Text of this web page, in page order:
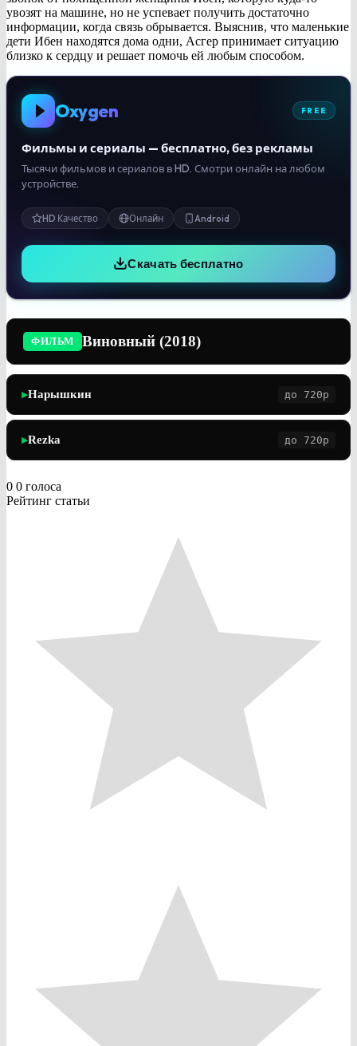
увозят на машине, но не успевает получить достаточно
информации, когда связь обрывается. Выяснив, что маленькие
дети Ибен находятся дома одни, Асгер принимает ситуацию
близко к сердцу и решает помочь ей любым способом.
Oxygen FREE
Фильмы и сериалы — бесплатно, без рекламы
Тысячи фильмов и сериалов в HD. Смотри онлайн на любом
устройстве.
HD Качество Онлайн Android
Скачать бесплатно
ФИЛЬМ Виновный (2018)
▶Нарышкин до 720p
▶Rezka до 720p
0 0 голоса
Рейтинг статьи